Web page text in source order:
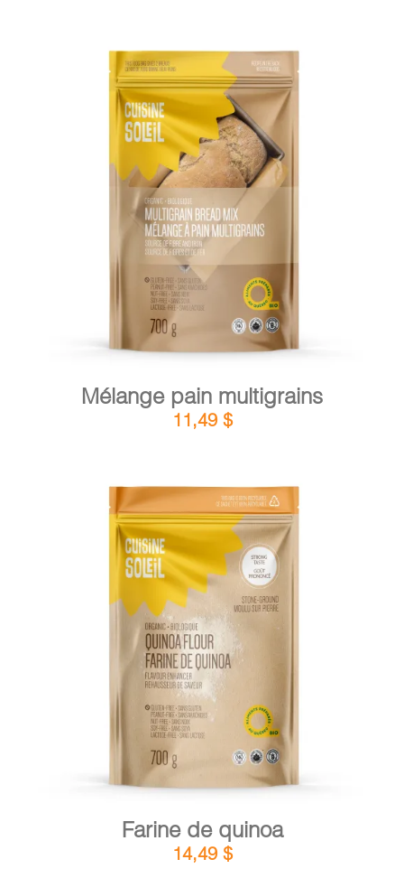
AJOUTER AU PANIER / DÉTAILS
Mélange pain multigrains
11,49 $
AJOUTER AU PANIER
Farine de quinoa
14,49 $